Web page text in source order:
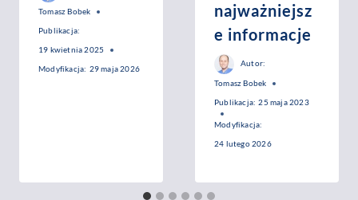
Tomasz Bobek
Publikacja:
19 kwietnia 2025
Modyfikacja: 29 maja 2026
najważniejsz
e informacje
Autor:
Tomasz Bobek
Publikacja: 25 maja 2023
Modyfikacja:
24 lutego 2026